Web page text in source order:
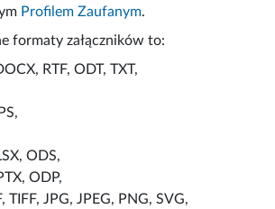
Profilem Zaufanym.
formaty załączników to:
RTF, ODT, TXT,
ODS,
ODP,
TIFF, JPG, JPEG, PNG, SVG,